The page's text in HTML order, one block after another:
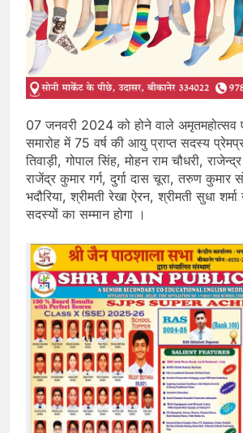
07 जनवरी 2024 को होने वाले अमृतमहोत्सव
समारोह में 75 वर्ष की आयु प्राप्त सदस्य
तिवाड़ी, गोपाल सिंह, मोहन राम चौधरी,
राजेंद्र कुमार गर्ग, दुर्गा दास चूरा, तरुण कुमार
भदौरिया, श्रीमती रेखा ऐरन, श्रीमती सुधा
सदस्यों का सम्मान होगा ।